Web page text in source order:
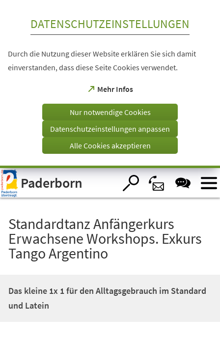
Visuelle
Assistenzsoftware
öffnen.
DATENSCHUTZEINSTELLUNGEN
Durch die Nutzung dieser Website erklären Sie sich damit
einverstanden, dass diese Seite Cookies verwendet.
Mehr Infos
(Öffnet
einem
Tab)
Nur notwendige Cookies
Datenschutzeinstellungen anpassen
Alle Cookies akzeptieren
Paderborn
Standardtanz Anfängerkurs
Erwachsene Workshops. Exkurs
Tango Argentino
Das kleine 1x 1 für den Alltagsgebrauch im Standard
und Latein